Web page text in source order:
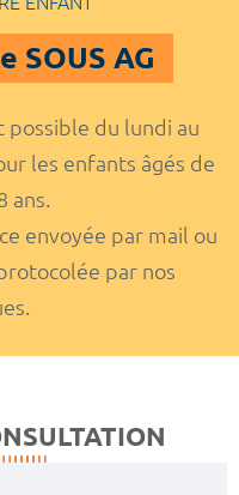
SOUS AG
possible du lundi au
les enfants âgés de
ans.
envoyée par mail ou
par nos